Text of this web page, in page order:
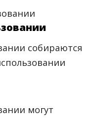
собираются
могут